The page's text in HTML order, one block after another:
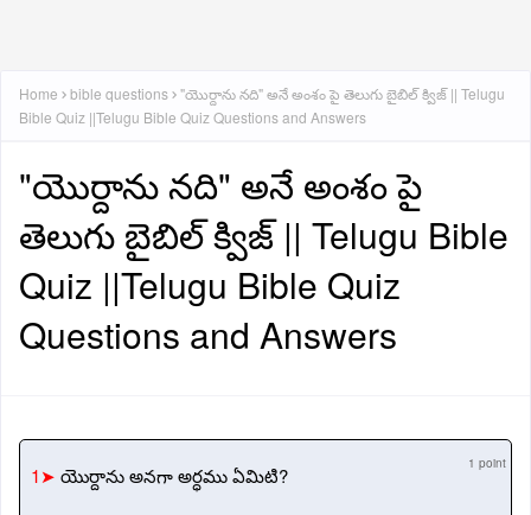
Home bible questions "యొర్దాను నది" అనే అంశం పై తెలుగు బైబిల్ క్విజ్ || Telugu
Bible Quiz ||Telugu Bible Quiz Questions and Answers
"యొర్దాను నది" అనే అంశం పై
తెలుగు బైబిల్ క్విజ్ || Telugu Bible
Quiz ||Telugu Bible Quiz
Questions and Answers
1➤ యొర్దాను అనగా అర్ధము ఏమిటి? 1 point